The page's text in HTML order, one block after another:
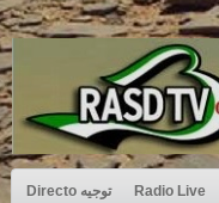
Directo توجيه Radio Live